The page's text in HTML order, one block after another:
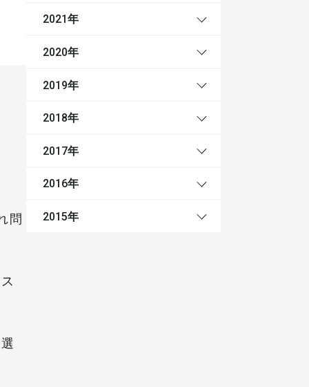
問
2021 年
2020年
2019年
2018年
2017年
2016年
2015年